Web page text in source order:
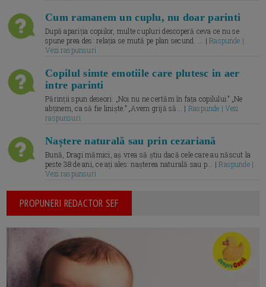
Cum ramanem un cuplu, nu doar parinti
După apariția copiilor, multe cupluri descoperă ceva ce nu se
spune prea des: relația se mută pe plan secund. ... |Raspunde |
Vezi raspunsuri
Copilul simte emotiile care plutesc in aer
intre parinti
Părinții spun deseori: „Noi nu ne certăm în fața copilului.” „Ne
abținem, ca să fie liniște.” „Avem grijă să... | Raspunde | Vezi
raspunsuri
Naștere naturală sau prin cezariană
Bună, Dragi mămici, aș vrea să știu dacă cele care au născut la
peste 38 de ani, ce ați ales: nașterea naturală sau p... |Raspunde |
Vezi raspunsuri
PROPUNERI REDACTOR SEF